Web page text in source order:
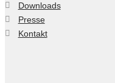
Downloads
Presse
Kontakt